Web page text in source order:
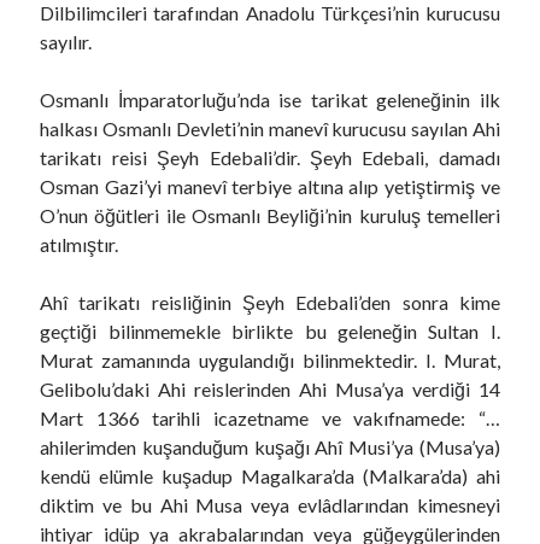
Dilbilimcileri tarafından Anadolu Türkçesi’nin kurucusu
sayılır.
Osmanlı İmparatorluğu’nda ise tarikat geleneğinin ilk
halkası Osmanlı Devleti’nin manevî kurucusu sayılan Ahi
tarikatı reisi Şeyh Edebali’dir. Şeyh Edebali, damadı
Osman Gazi’yi manevî terbiye altına alıp yetiştirmiş ve
O’nun öğütleri ile Osmanlı Beyliği’nin kuruluş temelleri
atılmıştır.
Ahî tarikatı reisliğinin Şeyh Edebali’den sonra kime
geçtiği bilinmemekle birlikte bu geleneğin Sultan I.
Murat zamanında uygulandığı bilinmektedir. I. Murat,
Gelibolu’daki Ahi reislerinden Ahi Musa’ya verdiği 14
Mart 1366 tarihli icazetname ve vakıfnamede: “…
ahilerimden kuşanduğum kuşağı Ahî Musi’ya (Musa’ya)
kendü elümle kuşadup Magalkara’da (Malkara’da) ahi
diktim ve bu Ahi Musa veya evlâdlarından kimesneyi
ihtiyar idüp ya akrabalarından veya güğeygülerinden